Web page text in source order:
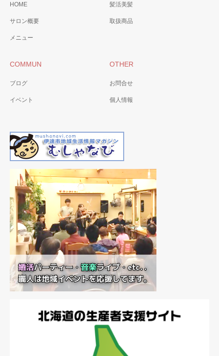
HOME
サロン概要
メニュー
髪活美髪
取扱商品
COMMUN
ブログ
イベント
OTHER
お問合せ
個人情報